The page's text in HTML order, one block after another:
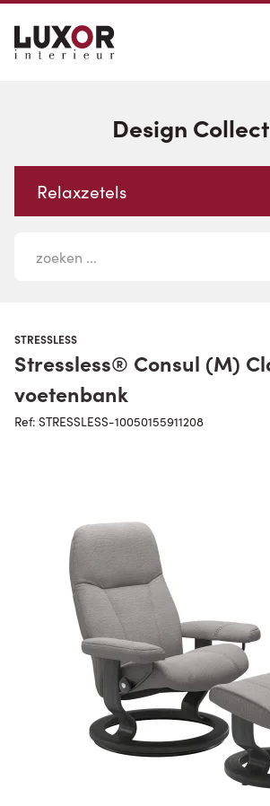
Design
Relaxzetels
STRESSLESS
Stressless® Consul (M)
voetenbank
Ref: STRESSLESS-10050155911208